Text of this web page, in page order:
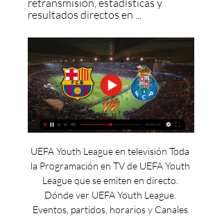
retransmisión, estadísticas y
resultados directos en ...
UEFA Youth League en televisión Toda
la Programación en TV de UEFA Youth
League que se emiten en directo.
Dónde ver UEFA Youth League.
Eventos, partidos, horarios y Canales